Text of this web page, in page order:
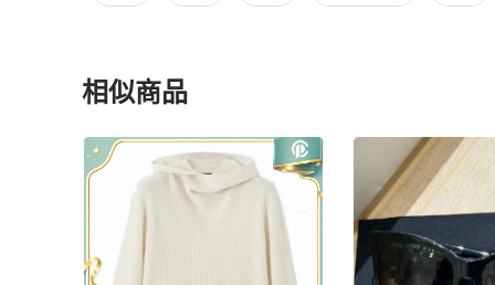
相似商品
更多相似Loro Piana女士配件推薦精品